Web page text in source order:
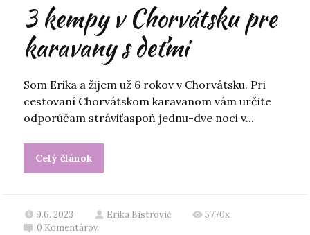
3 kempy v Chorvátsku pre
karavany s deťmi
Som Erika a žijem už 6 rokov v Chorvátsku. Pri
cestovaní Chorvátskom karavanom vám určite
odporúčam stráviťaspoň jednu-dve noci v...
Celý článok
9.6. 2023 Erika Bistrović
5770x
0 Komentárov